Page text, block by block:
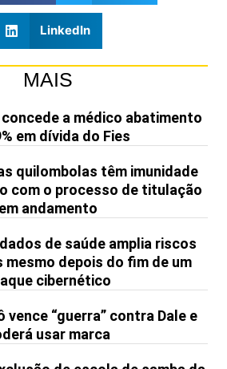
LinkedIn
MAIS
a médico abatimento
em dívida do Fies
quilombolas têm imunidade
com o processo de titulação
em andamento
de saúde amplia riscos
mesmo depois do fim de um
cibernético
vence “guerra” contra Dale e
usar marca